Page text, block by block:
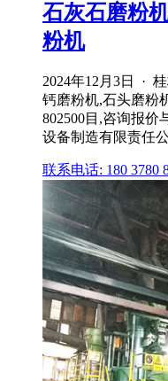
石灰石磨粉
粉机
2024年12月3日 ·
钙磨粉机,石头磨粉
802500目,咨询报价
设备制造有限责任
联系电话: 180 3780